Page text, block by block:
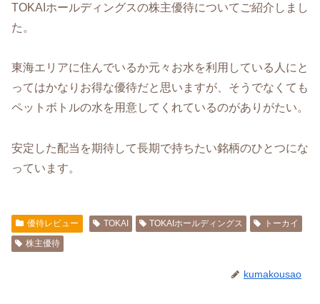
TOKAIホールディングスの株主優待についてご紹介しまし
た。
東海エリアに住んでいるか元々お水を利用している人にと
ってはかなりお得な優待だと思いますが、そうでなくても
ペットボトルの水を用意してくれているのがありがたい。
安定した配当を期待して長期で持ちたい銘柄のひとつにな
っています。
優待レビュー TOKAI TOKAIホールディングス
トーカイ
株主優待
kumakousao